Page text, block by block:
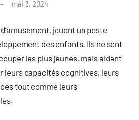
mai 3, 2024
jouent un poste
des enfants. Ils ne sont
les plus jeunes, mais aident
leurs capacités cognitives, leurs
tout comme leurs